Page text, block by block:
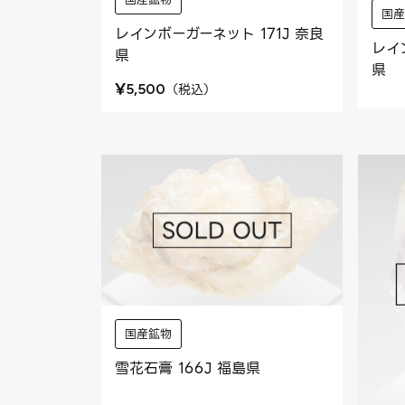
レインボーガーネット 171J 奈良
県
¥5,500 （税込）
国
レ
県
国産鉱物
雪花石膏 166J 福島県